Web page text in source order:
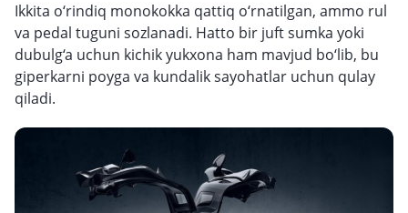
Ikkita o‘rindiq monokokka qattiq o‘rnatilgan, ammo rul
va pedal tuguni sozlanadi. Hatto bir juft sumka yoki
dubulg‘a uchun kichik yukxona ham mavjud bo‘lib, bu
giperkarni poyga va kundalik sayohatlar uchun qulay
qiladi.